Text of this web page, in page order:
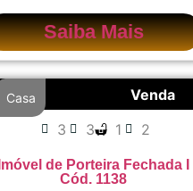
Saiba Mais
Venda
Casa
3 3 1 2
Imóvel de Porteira Fechada I
Cód. 1138